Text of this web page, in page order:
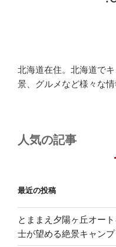
北海道在住。北海道で
景、グルメなど様々な情
人気の記事
最近の投稿
とままえ夕陽ヶ丘オー
士が望める絶景キャンプ